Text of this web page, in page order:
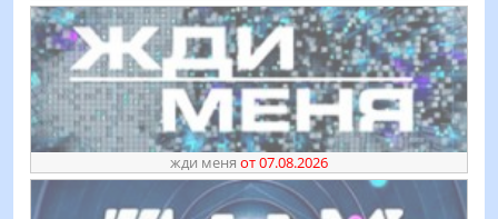
жди меня от 07.08.2026